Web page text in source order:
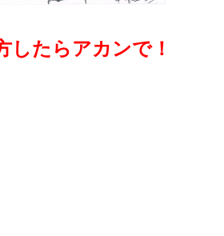
したらアカンで！